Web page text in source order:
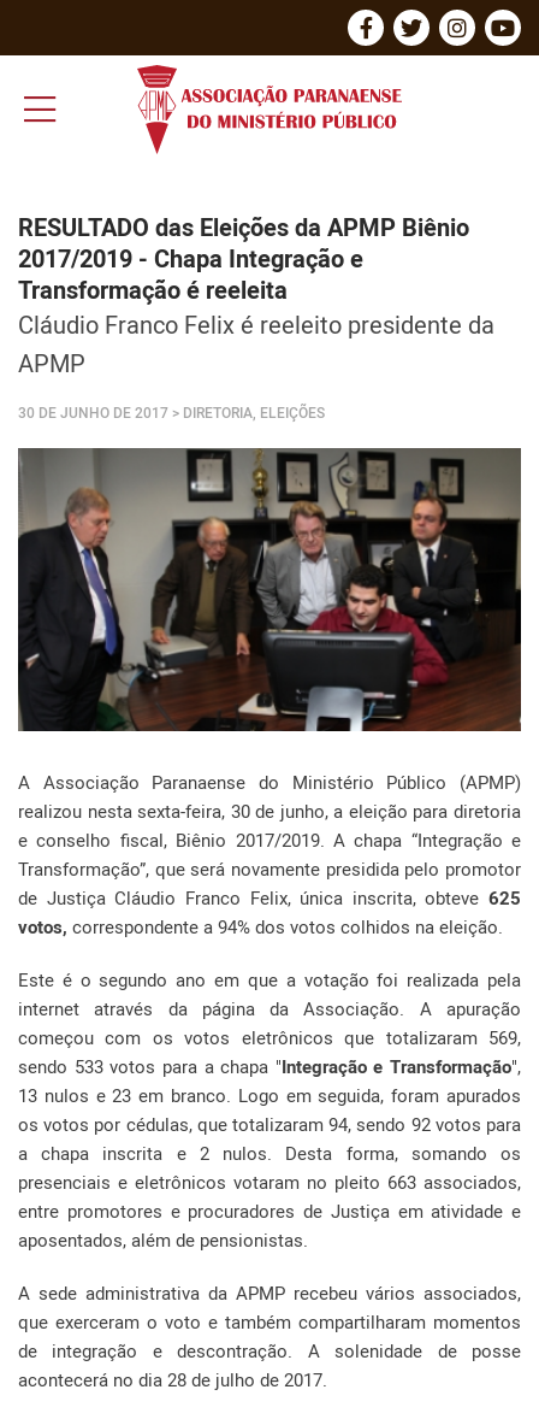
RESULTADO das Eleições da APMP Biênio
2017/2019 - Chapa Integração e
Transformação é reeleita
Cláudio Franco Felix é reeleito presidente da
APMP
30 DE JUNHO DE 2017 > DIRETORIA, ELEIÇÕES
A Associação Paranaense do Ministério Público (APMP)
realizou nesta sexta-feira, 30 de junho, a eleição para diretoria
e conselho fiscal, Biênio 2017/2019. A chapa “Integração e
Transformação”, que será novamente presidida pelo promotor
de Justiça Cláudio Franco Felix, única inscrita, obteve 625
votos, correspondente a 94% dos votos colhidos na eleição.
Este é o segundo ano em que a votação foi realizada pela
internet através da página da Associação. A apuração
começou com os votos eletrônicos que totalizaram 569,
sendo 533 votos para a chapa "Integração e Transformação",
13 nulos e 23 em branco. Logo em seguida, foram apurados
os votos por cédulas, que totalizaram 94, sendo 92 votos para
a chapa inscrita e 2 nulos. Desta forma, somando os
presenciais e eletrônicos votaram no pleito 663 associados,
entre promotores e procuradores de Justiça em atividade e
aposentados, além de pensionistas.
A sede administrativa da APMP recebeu vários associados,
que exerceram o voto e também compartilharam momentos
de integração e descontração. A solenidade de posse
acontecerá no dia 28 de julho de 2017.